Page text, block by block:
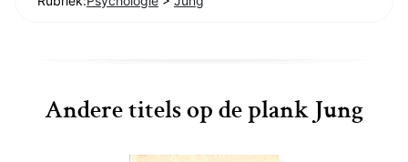
Andere titels op de plank Jung